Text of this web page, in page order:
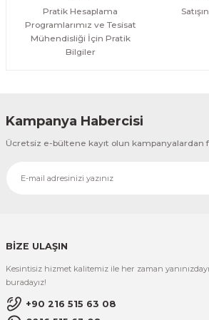
Pratik Hesaplama
Programlarımız ve Tesisat
Mühendisliği İçin Pratik
Bilgiler
Kampanya Habercisi
Ücretsiz e-bültene kayıt olun kampanyalardan
BİZE ULAŞIN
Kesintisiz hizmet kalitemiz ile her zaman
buradayız!
+90 216 515 63 08